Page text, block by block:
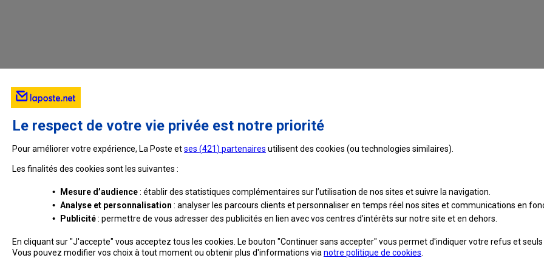
suppriméeet ne peut être recréée à l'identique pendant une période de 30 ans
L'adresse de messagerie temporaire n'étant pas encore finalisée,
réception de certains emails de La Poste, notamment ceux nécessaires à la création de votre
Dès lors que vous aurez transformé votre adresse temporaire en adresse définitive via l'utilisation de votre
automatiquement de l'ensemble des fonctionnalités de la messagerie laposte.net.
Mot de passe non modifiable et non récupérable en cas d'oubli:
Conservez précieusement le mot de passe de votre adresse de messagerie temporairecar tant
Cette fonctionnalité ne sera possible qu’à partir du moment où vous aurez finalisé sa création en vous y
Poste.
Le respect de votre vie privée est notre priorité
Pour améliorer votre expérience, La Poste etses (421) partenaires utilisent des cookies (ou technologies similaires).
Les finalités des cookies sont les suivantes :
• Mesure d’audience: établir des statistiques complémentaires sur l’utilisation de nos sites et suivre la navigation.
•Analyse et personnalisation : analyser les parcours clients et personnaliser en temps réel nos sites et communications en
•
Publicité: permettre de vous adresser des publicités en lien avec vos centres d’intérêts sur notre site et en dehors.
En cliquant sur "J'accepte" vous acceptez tous les cookies. Le bouton "Continuer sans accepter" vous permet d'indiquer votre refus et
Vous pouvez modifier vos choix à tout moment ou obtenir plus d'informations via notre politique de cookies